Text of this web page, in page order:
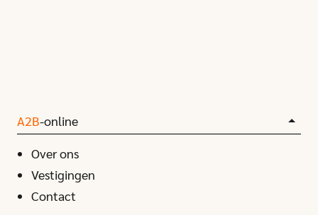
A2B-online
Over ons
Vestigingen
Contact